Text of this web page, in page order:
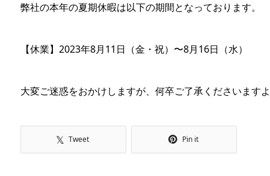
弊社の本年の夏期休暇は以下の期間となっております。
【休業】2023年8月11日（金・祝）〜8月16日（水）
大変ご迷惑をおかけしますが、何卒ご了承くださいます
Tweet Pin it